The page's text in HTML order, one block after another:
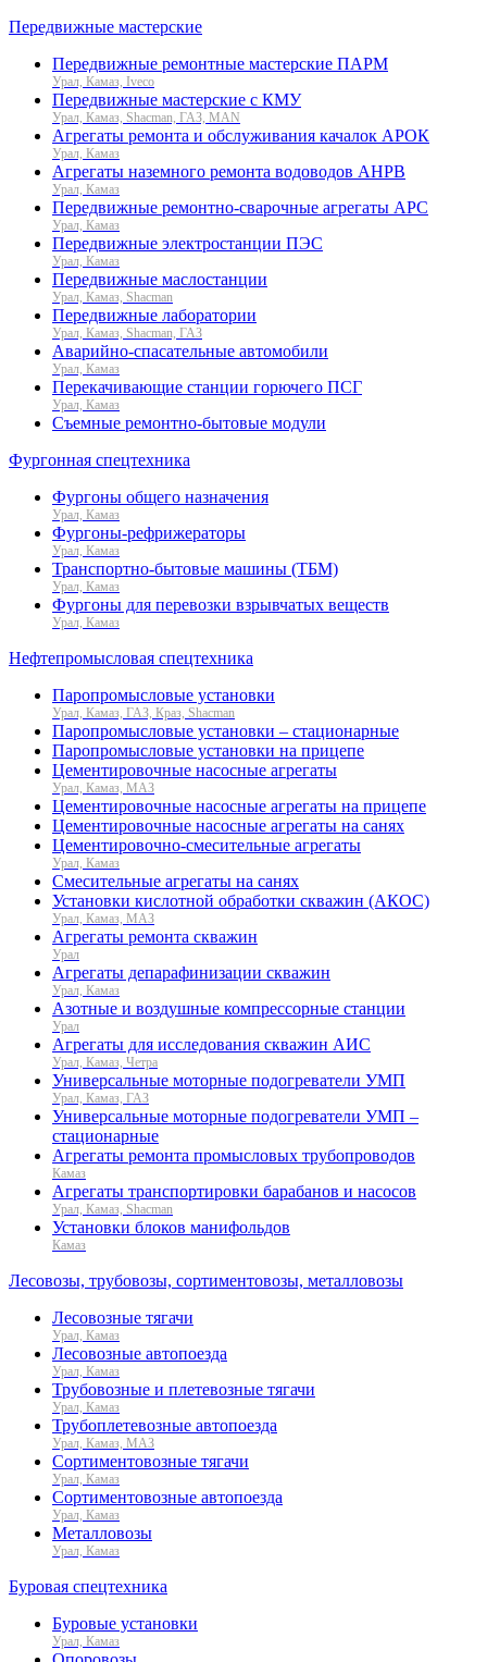
Передвижные мастерские
Передвижные ремонтные мастерские ПАРМ
Урал, Камаз, Iveco
Передвижные мастерские с КМУ
Урал, Камаз, Shacman, ГАЗ, MAN
Агрегаты ремонта и обслуживания качалок АРОК
Урал, Камаз
Агрегаты наземного ремонта водоводов АНРВ
Урал, Камаз
Передвижные ремонтно-сварочные агрегаты АРС
Урал, Камаз
Передвижные электростанции ПЭС
Урал, Камаз
Передвижные маслостанции
Урал, Камаз, Shacman
Передвижные лаборатории
Урал, Камаз, Shacman, ГАЗ
Аварийно-спасательные автомобили
Урал, Камаз
Перекачивающие станции горючего ПСГ
Урал, Камаз
Съемные ремонтно-бытовые модули
Фургонная спецтехника
Фургоны общего назначения
Урал, Камаз
Фургоны-рефрижераторы
Урал, Камаз
Транспортно-бытовые машины (ТБМ)
Урал, Камаз
Фургоны для перевозки взрывчатых веществ
Урал, Камаз
Нефтепромысловая спецтехника
Паропромысловые установки
Урал, Камаз, ГАЗ, Краз, Shacman
Паропромысловые установки – стационарные
Паропромысловые установки на прицепе
Цементировочные насосные агрегаты
Урал, Камаз, МАЗ
Цементировочные насосные агрегаты на прицепе
Цементировочные насосные агрегаты на санях
Цементировочно-смесительные агрегаты
Урал, Камаз
Смесительные агрегаты на санях
Установки кислотной обработки скважин (АКОС)
Урал, Камаз, МАЗ
Агрегаты ремонта скважин
Урал
Агрегаты депарафинизации скважин
Урал, Камаз
Азотные и воздушные компрессорные станции
Урал
Агрегаты для исследования скважин АИС
Урал, Камаз, Четра
Универсальные моторные подогреватели УМП
Урал, Камаз, ГАЗ
Универсальные моторные подогреватели УМП –
стационарные
Агрегаты ремонта промысловых трубопроводов
Камаз
Агрегаты транспортировки барабанов и насосов
Урал, Камаз, Shacman
Установки блоков манифольдов
Камаз
Лесовозы, трубовозы, сортиментовозы, металловозы
Лесовозные тягачи
Урал, Камаз
Лесовозные автопоезда
Урал, Камаз
Трубовозные и плетевозные тягачи
Урал, Камаз
Трубоплетевозные автопоезда
Урал, Камаз, МАЗ
Сортиментовозные тягачи
Урал, Камаз
Сортиментовозные автопоезда
Урал, Камаз
Металловозы
Урал, Камаз
Буровая спецтехника
Буровые установки
Урал, Камаз